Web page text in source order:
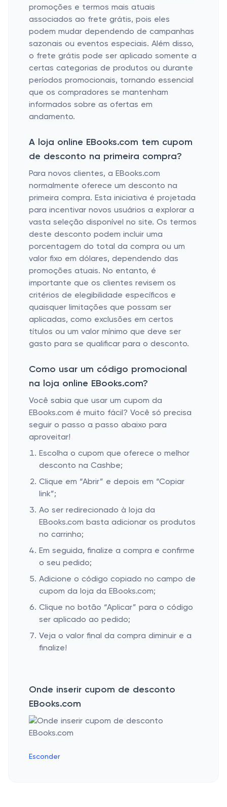
promoções e termos mais atuais
associados ao frete grátis, pois eles
podem mudar dependendo de campanhas
sazonais ou eventos especiais. Além disso,
o frete grátis pode ser aplicado somente a
certas categorias de produtos ou durante
períodos promocionais, tornando essencial
que os compradores se mantenham
informados sobre as ofertas em
andamento.
A loja online EBooks.com tem cupom
de desconto na primeira compra?
Para novos clientes, a EBooks.com
normalmente oferece um desconto na
primeira compra. Esta iniciativa é projetada
para incentivar novos usuários a explorar a
vasta seleção disponível no site. Os termos
deste desconto podem incluir uma
porcentagem do total da compra ou um
valor fixo em dólares, dependendo das
promoções atuais. No entanto, é
importante que os clientes revisem os
critérios de elegibilidade específicos e
quaisquer limitações que possam ser
aplicadas, como exclusões em certos
títulos ou um valor mínimo que deve ser
gasto para se qualificar para o desconto.
Como usar um código promocional
na loja online EBooks.com?
Você sabia que usar um cupom da
EBooks.com é muito fácil? Você só precisa
seguir o passo a passo abaixo para
aproveitar!
Escolha o cupom que oferece o melhor
desconto na Cashbe;
Clique em “Abrir” e depois em “Copiar
link”;
Ao ser redirecionado à loja da
EBooks.com basta adicionar os produtos
no carrinho;
Em seguida, finalize a compra e confirme
o seu pedido;
Adicione o código copiado no campo de
cupom da loja da EBooks.com;
Clique no botão “Aplicar” para o código
ser aplicado ao pedido;
Veja o valor final da compra diminuir e a
finalize!
Onde inserir cupom de desconto
EBooks.com
Esconder